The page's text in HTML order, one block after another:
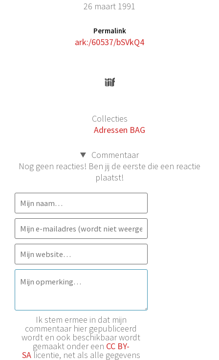
26 maart 1991
Permalink
ark:/60537/bSVkQ4
Collecties
Adressen BAG
Commentaar
Nog geen reacties! Ben jij de eerste die een reactie
plaatst!
Ik stem ermee in dat mijn
commentaar hier gepubliceerd
wordt en ook beschikbaar wordt
gemaakt onder een CC BY-
SAlicentie, net als alle gegevens